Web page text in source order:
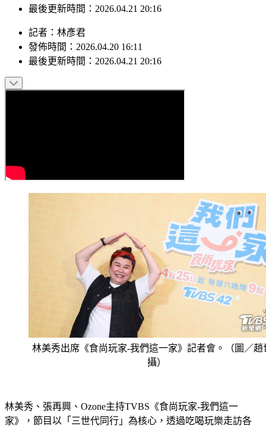
最後更新時間：2026.04.21 20:16
記者 ： 林彥君
發佈時間： 2026.04.20 16:11
最後更新時間： 2026.04.21 20:16
林美秀出席《食尚玩家-我們這一家》記者會。（圖／趙
攝）
林美秀、張再興、Ozone主持TVBS《食尚玩家-我們這一
家》，節目以「三世代同行」為核心，透過吃喝玩樂走訪各